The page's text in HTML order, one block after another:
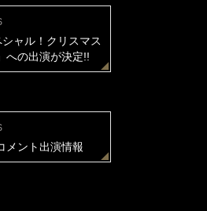
ャル！クリスマス
への出演が決定!!
メント出演情報